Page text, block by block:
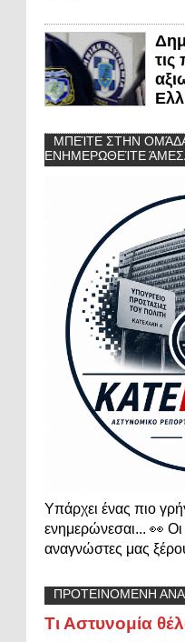
ΜΠΕΊΤΕ ΣΤΗΝ
ΕΝΗΜΕΡΩΘΕΊΤΕ
Υπάρχει ένας πιο
ενημερώνεσαι... 👀
αναγνώστες μας
ΠΡΟΤΕΙΝΟΜΕΝΗ
Τι Αστυνομία